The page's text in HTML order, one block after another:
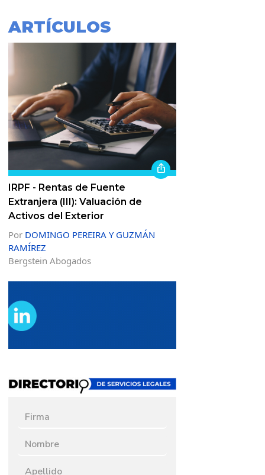
ARTÍCULOS
IRPF - Rentas de Fuente
Extranjera (III): Valuación de
Activos del Exterior
Por DOMINGO PEREIRA Y GUZMÁN
RAMÍREZ
Bergstein Abogados